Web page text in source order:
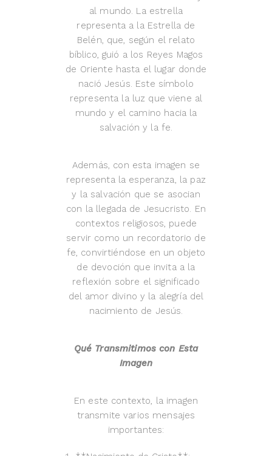
al mundo. La estrella
representa a la Estrella de
Belén, que, según el relato
bíblico, guió a los Reyes Magos
de Oriente hasta el lugar donde
nació Jesús. Este símbolo
representa la luz que viene al
mundo y el camino hacia la
salvación y la fe.
Además, con esta imagen se
representa la esperanza, la paz
y la salvación que se asocian
con la llegada de Jesucristo. En
contextos religiosos, puede
servir como un recordatorio de
fe, convirtiéndose en un objeto
de devoción que invita a la
reflexión sobre el significado
del amor divino y la alegría del
nacimiento de Jesús.
Qué Transmitimos con Esta
Imagen
En este contexto, la imagen
transmite varios mensajes
importantes: